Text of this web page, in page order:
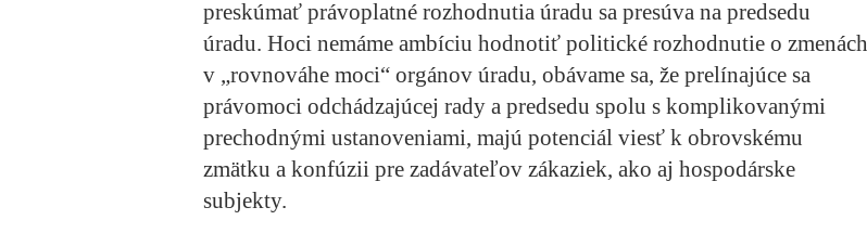
preskúmať právoplatné rozhodnutia úradu sa presúva na predsedu
úradu. Hoci nemáme ambíciu hodnotiť politické rozhodnutie o zmenách
v „rovnováhe moci“ orgánov úradu, obávame sa, že prelínajúce sa
právomoci odchádzajúcej rady a predsedu spolu s komplikovanými
prechodnými ustanoveniami, majú potenciál viesť k obrovskému
zmätku a konfúzii pre zadávateľov zákaziek, ako aj hospodárske
subjekty.